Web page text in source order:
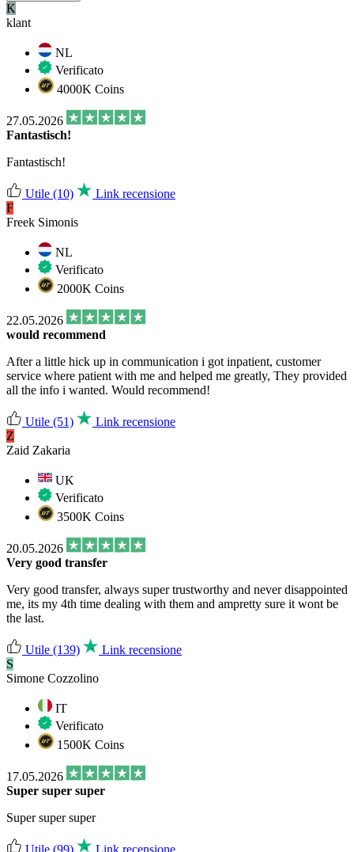
K
klant
NL
Verificato
4000K Coins
27.05.2026
Fantastisch!
Fantastisch!
Utile (10)
Link recensione
F
Freek Simonis
NL
Verificato
2000K Coins
22.05.2026
would recommend
After a little hick up in communication i got inpatient, customer
service where patient with me and helped me greatly, They provided
all the info i wanted. Would recommend!
Utile (51)
Link recensione
Z
Zaid Zakaria
UK
Verificato
3500K Coins
20.05.2026
Very good transfer
Very good transfer, always super trustworthy and never disappointed
me, its my 4th time dealing with them and ampretty sure it wont be
the last.
Utile (139)
Link recensione
S
Simone Cozzolino
IT
Verificato
1500K Coins
17.05.2026
Super super super
Super super super
Utile (99) Link recensione